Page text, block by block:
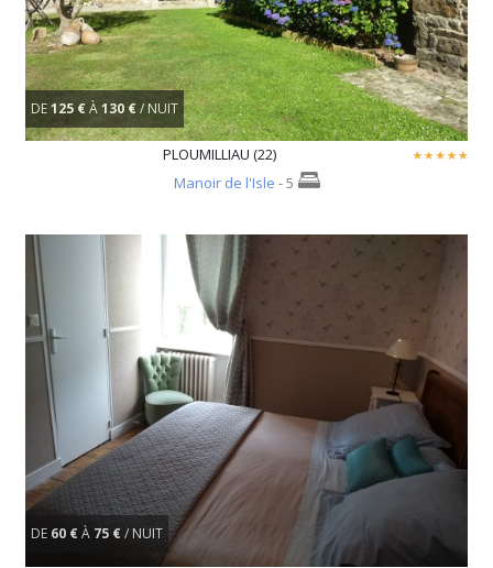
DE125 €À130 €/ NUIT
PLOUMILLIAU (22)
Manoir de l'Isle - 5
DE 60 €À 75 €/ NUIT